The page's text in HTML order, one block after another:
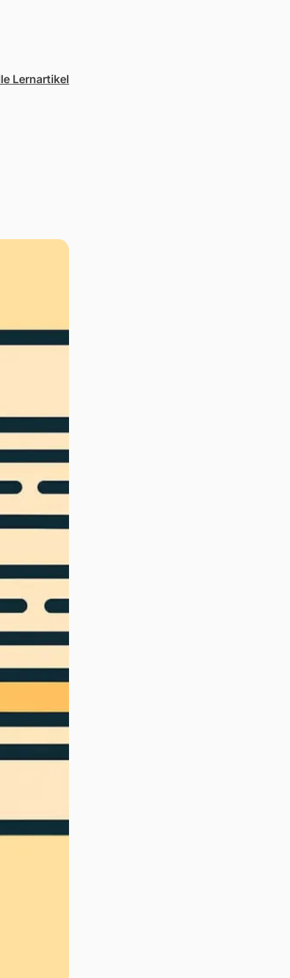
Lernartikel